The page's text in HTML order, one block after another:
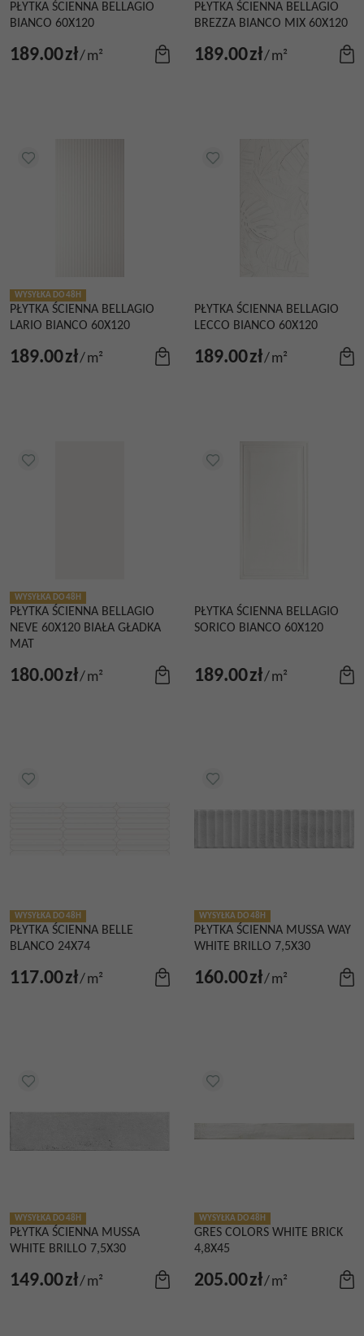
PŁYTKA ŚCIENNA BELLAGIO
BIANCO 60X120
189.00zł/m²
PŁYTKA ŚCIENNA BELLAGIO
BREZZA BIANCO MIX 60X120
189.00zł/m²
WYSYŁKA DO 48H
PŁYTKA ŚCIENNA BELLAGIO
LARIO BIANCO 60X120
189.00zł/m²
PŁYTKA ŚCIENNA BELLAGIO
LECCO BIANCO 60X120
189.00zł/m²
WYSYŁKA DO 48H
PŁYTKA ŚCIENNA BELLAGIO
NEVE 60X120 BIAŁA GŁADKA
MAT
180.00zł/m²
PŁYTKA ŚCIENNA BELLAGIO
SORICO BIANCO 60X120
189.00zł/m²
WYSYŁKA DO 48H
PŁYTKA ŚCIENNA BELLE
BLANCO 24X74
117.00zł/m²
WYSYŁKA DO 48H
PŁYTKA ŚCIENNA MUSSA WAY
WHITE BRILLO 7,5X30
160.00zł/m²
WYSYŁKA DO 48H
PŁYTKA ŚCIENNA MUSSA
WHITE BRILLO 7,5X30
149.00zł/m²
WYSYŁKA DO 48H
GRES COLORS WHITE BRICK
4,8X45
205.00zł/m²